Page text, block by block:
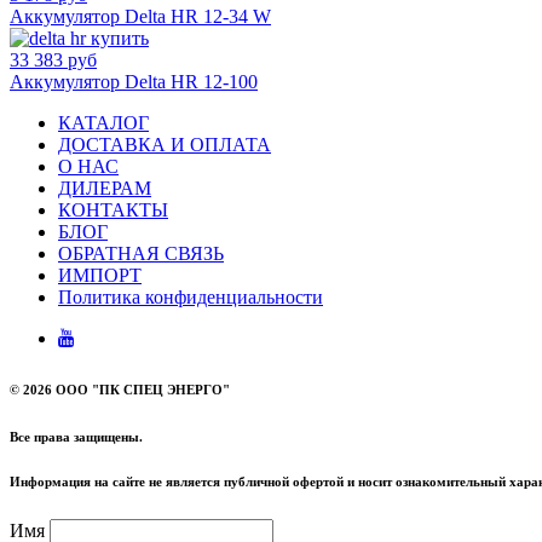
Аккумулятор Delta HR 12-34 W
33 383 руб
Аккумулятор Delta HR 12-100
КАТАЛОГ
ДОСТАВКА И ОПЛАТА
О НАС
ДИЛЕРАМ
КОНТАКТЫ
БЛОГ
ОБРАТНАЯ СВЯЗЬ
ИМПОРТ
Политика конфиденциальности
© 2026 ООО "ПК СПЕЦ ЭНЕРГО"
Все права защищены.
Информация на сайте не является публичной офертой и носит ознакомительный
Имя